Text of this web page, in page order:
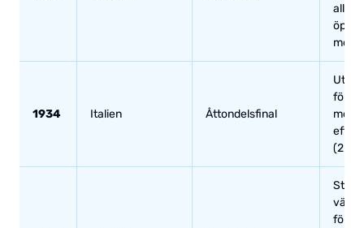
allra
mot
1934 Italien Åttondelsfinal
mot
efter
(2–3).
Stod